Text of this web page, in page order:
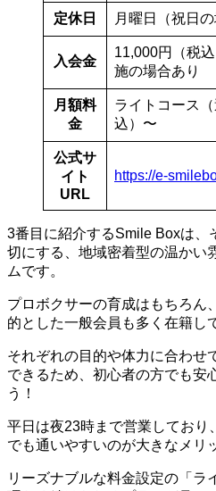
定休日 月曜日（祝日の
入会金
11,000円（税
施の場合あり
月額料
金
ライトコース
込）〜
公式サ
イト
URL
https://e-
3番目に紹介するSmile Boxは、
切にする、地域密着型の温かい
ムです。
プロボクサーの育成はもちろん
的とした一般会員も多く在籍し
それぞれの目的や体力に合わせ
できるため、初心者の方でも安
う！
平日は夜23時まで営業しており
でも通いやすいのが大きなメリ
リーズナブルな料金設定の「ラ